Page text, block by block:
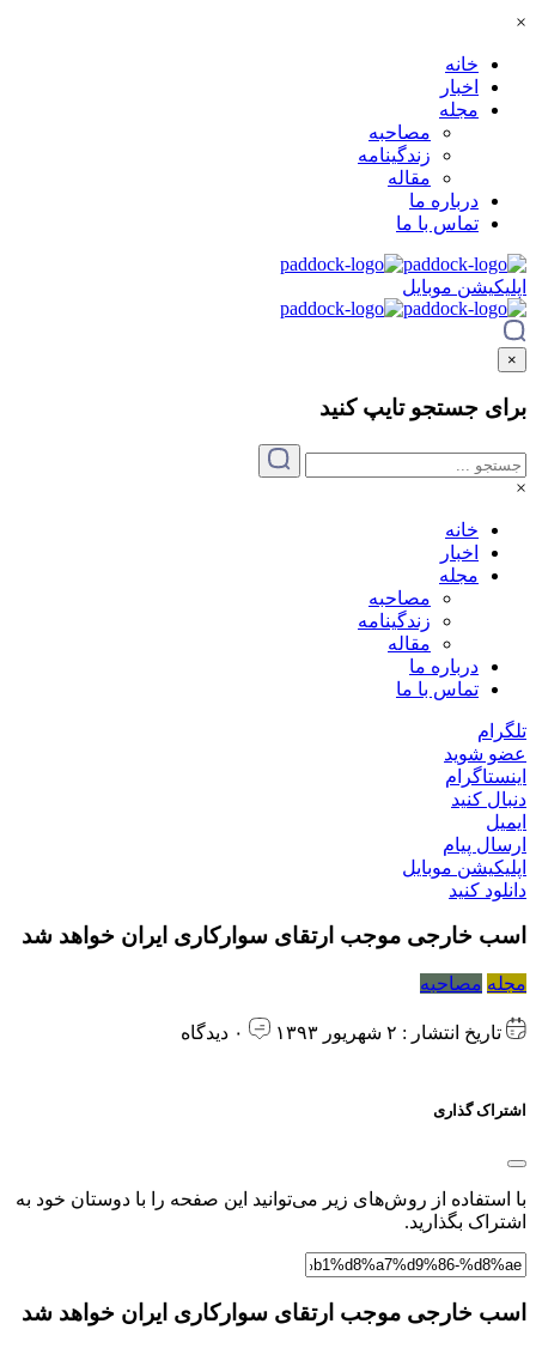
×
خانه
اخبار
مجله
مصاحبه
زندگینامه
مقاله
درباره ما
تماس با ما
اپلیکیشن موبایل
×
برای جستجو تایپکنید
×
خانه
اخبار
مجله
مصاحبه
زندگینامه
مقاله
درباره ما
تماس با ما
تلگرام
عضو شوید
اینستاگرام
دنبال کنید
ایمیل
ارسال پیام
اپلیکیشن موبایل
دانلود کنید
اسب خارجی موجب ارتقای سوارکاری ایران خواهد شد
مجله مصاحبه
تاریخ انتشار : ۲ شهریور ۱۳۹۳
اشتراک گذاری
با استفاده از روش‌های زیر می‌توانید این صفحه را با دوستان خود به
اشتراک بگذارید.
اسب خارجی موجب ارتقای سوارکاری ایران خواهد شد